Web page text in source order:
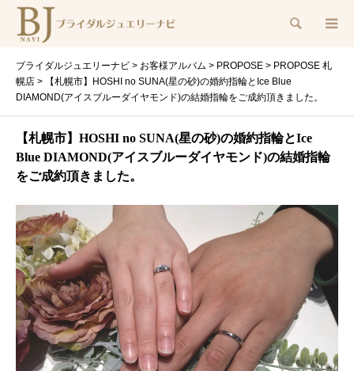
検索
ブライダルジュエリーナビ > お客様アルバム > PROPOSE > PROPOSE 札
幌店 >
【札幌市】HOSHI no SUNA(星の砂)の婚約指輪とIce Blue
DIAMOND(アイスブルーダイヤモンド)の結婚指輪をご成約頂きました。
【札幌市】HOSHI no SUNA(星の砂)の婚約指輪とIce
Blue DIAMOND(アイスブルーダイヤモンド)の結婚指輪
をご成約頂きました。